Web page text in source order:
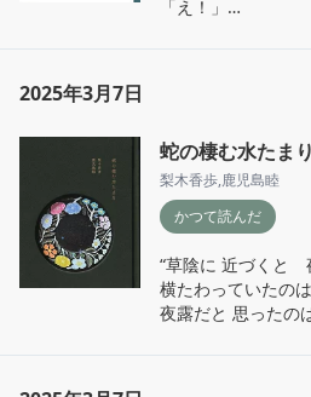
「え！」
2025年3月7日
蛇の棲む水たまり
梨木香歩,鹿児島睦
かつて読んだ
“草陰に 近づくと
横たわっていたの